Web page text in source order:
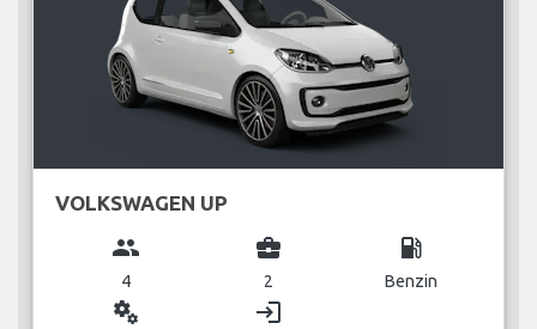
VOLKSWAGEN UP
group
4
business_center
2
local_gas_station
Benzin
miscellaneous_services login